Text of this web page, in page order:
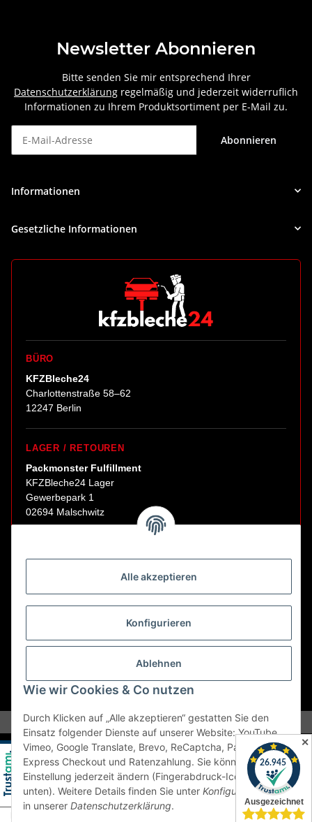
Alle akzeptieren
Konfigurieren
Ablehnen
Wie wir Cookies & Co nutzen
Durch Klicken auf „Alle akzeptieren“ gestatten Sie den
Einsatz folgender Dienste auf unserer Website: YouTube,
Vimeo, Google Translate, Brevo, ReCaptcha, PayPal
Express Checkout und Ratenzahlung. Sie können die
Einstellung jederzeit ändern (Fingerabdruck-Icon links
unten). Weitere Details finden Sie unter Konfigurierenund
in unserer Datenschutzerklärung.
Newsletter Abonnieren
Bitte senden Sie mir entsprechend Ihrer
Datenschutzerklärung regelmäßig und jederzeit widerruflich
Informationen zu Ihrem Produktsortiment per E-Mail zu.
Abonnieren
Informationen
Gesetzliche Informationen
BÜRO
KFZBleche24
Charlottenstraße 58–62
12247 Berlin
LAGER / RETOUREN
Packmonster Fulfillment
KFZBleche24 Lager
Gewerbepark 1
02694 Malschwitz
Abholungen nur nach Terminvereinbarung.
E-Mail:sales@kfzbleche24.de
Vertrag widerrufen
* Alle Preise inkl. gesetzlicher USt., zzgl.Versand
✕